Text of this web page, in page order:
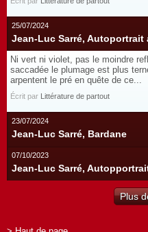
25/07/2024
Jean-Luc Sarré, Autoportrait
Ni vert ni violet, pas le moindre
saccadée le plumage est plus
arpentent le pré en quête de ce...
Écrit par Littérature de partout
23/07/2024
Jean-Luc Sarré, Bardane
07/10/2023
Jean-Luc Sarré,
Plus